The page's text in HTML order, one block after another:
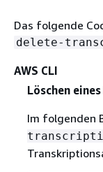
Das folgende
delete-
AWS CLI
Löschen
Im folgenden